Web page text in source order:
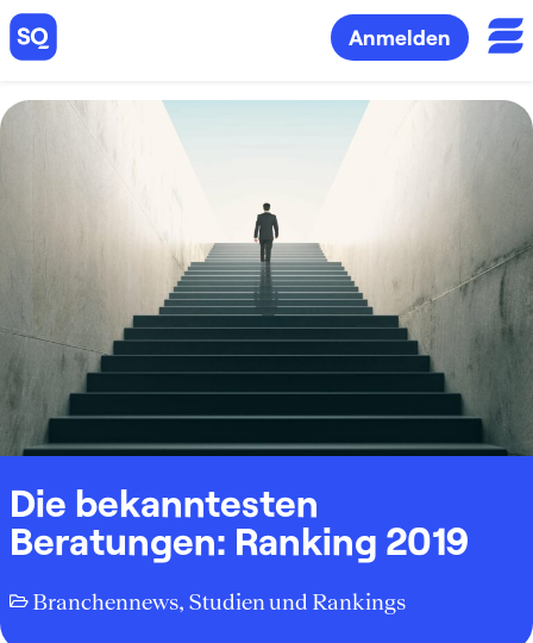
Anmelden
Die bekanntesten
Beratungen: Ranking 2019
Branchennews, Studien und Rankings